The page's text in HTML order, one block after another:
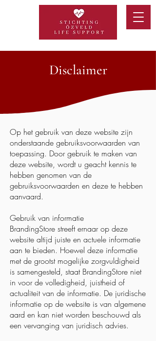
Disclaimer
Op het gebruik van deze website zijn
onderstaande gebruiksvoorwaarden van
toepassing. Door gebruik te maken van
deze website, wordt u geacht kennis te
hebben genomen van de
gebruiksvoorwaarden en deze te hebben
aanvaard.
Gebruik van informatie
BrandingStore streeft ernaar op deze
website altijd juiste en actuele informatie
aan te bieden. Hoewel deze informatie
met de grootst mogelijke zorgvuldigheid
is samengesteld, staat BrandingStore niet
in voor de volledigheid, juistheid of
actualiteit van de informatie. De juridische
informatie op de website is van algemene
aard en kan niet worden beschouwd als
een vervanging van juridisch advies.